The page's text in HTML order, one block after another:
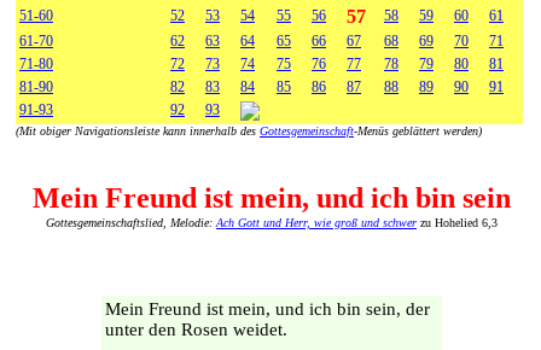
51-60
52 53 54 55 56 57 58 59 60
61
61-70
62 63 64 65 66 67 68 69 70
71
71-80
72 73 74 75 76 77 78 79 80
81
81-90
82 83 84 85 86 87 88 89 90
91
91-93
92 93
(Mit obiger Navigationsleiste kann innerhalb des Gottesgemeinschaft-Menüs geblättert werden)
Mein Freund ist mein, und ich bin sein
Gottesgemeinschaftslied, Melodie:Ach Gott und Herr, wie groß und schwer zu Hohelied 6,3
Mein Freund ist mein, und ich bin sein, der
unter den Rosen weidet.